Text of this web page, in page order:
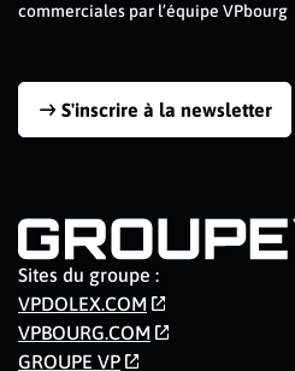
commerciales par l’équipe VPbourg
S'inscrire à la newsletter
Sites du groupe :
VPDOLEX.COM
VPBOURG.COM
GROUPE VP